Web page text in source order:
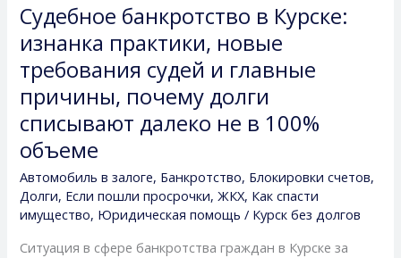
Судебное банкротство в Курске:
изнанка практики, новые
требования судей и главные
причины, почему долги
списывают далеко не в 100%
объеме
Автомобиль в залоге, Банкротство, Блокировки счетов,
Долги, Если пошли просрочки,ЖКХ, Как спасти
имущество, Юридическая помощь / Курск без долгов
Ситуация в сфере банкротства граждан в Курске за
Судебное
банкротство
в
Курске:
изнанка
практики,
новые
требования
судей
и
главные
причины,